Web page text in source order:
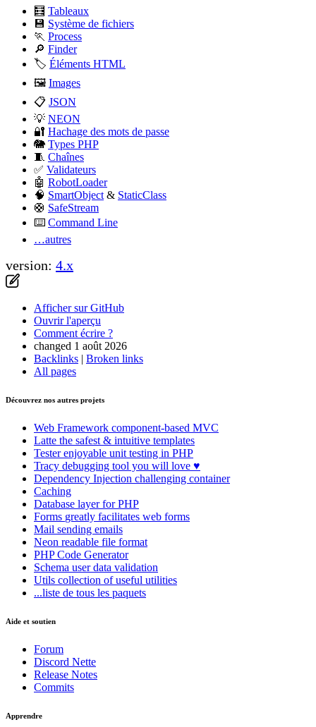
🧮 Tableaux
💾 Système de fichiers
🏃 Process
🔎 Finder
🏷️ Éléments HTML
🖼️ Images
📋 JSON
💡 NEON
🔐 Hachage des mots de passe
🐘 Types PHP
🧵 Chaînes
✅ Validateurs
🤖 RobotLoader
🧠 SmartObject & StaticClass
🛟 SafeStream
⌨️ Command Line
…autres
version: 4.x
Afficher sur GitHub
Ouvrir l'aperçu
Comment écrire ?
changed 1 août 2026
Backlinks | Broken links
All pages
Découvrez nos autres projets
Web Framework component-based MVC
Latte the safest & intuitive templates
Testerenjoyable unit testing in PHP
Tracy debugging tool you will love ♥
Dependency Injection challenging container
Caching
Database layer for PHP
Forms greatly facilitates web forms
Mail sending emails
Neon readable file format
PHP Code Generator
Schema user data validation
Utils collection of useful utilities
...liste de tous les paquets
Aide et soutien
Forum
Discord Nette
Release Notes
Commits
Apprendre